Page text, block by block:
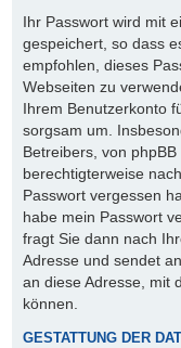
Ihr Passwort wird mit
gespeichert, so dass
empfohlen, dieses
Webseiten zu
Ihrem Benutzerkonto
sorgsam um.
Betreibers, von
berechtigterweise
Passwort vergessen
habe mein Passwort
fragt Sie dann nach
Adresse und sendet
an diese Adresse, mit
können.
GESTATTUNG DER